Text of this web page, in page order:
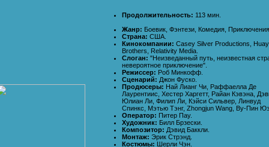
Продолжительность: 113 мин.
Жанр: Боевик, Фэнтези, Комедия, Приключения.
Страна: США.
Кинокомпании: Casey Silver Productions,
Brothers, Relativity Media.
Слоган: "Неизведанный путь, неизвестная
невероятное приключение".
Режиссер: Роб Минкофф.
Сценарий: Джон Фуско.
Продюсеры: Най Лианг Чи, Раффаелла Де
Лаурентиис, Хестер Харгетт, Райан Кэвэна,
Юлиан Ли, Филип Ли, Кэйси Сильвер, Линвуд
Спинкс, Мэтью Тэнг, Zhongjun Wang, Ву-Пин
Оператор: Питер Пау.
Художник: Билл Брзески.
Композитор: Дэвид Баккли.
Монтаж: Эрик Стрэнд.
Костюмы: Шерли Чэн.